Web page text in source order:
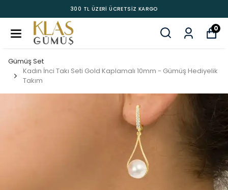
300 TL ÜZERİ ÜCRETSİZ KARGO
0
Gümüş Set
Kadın İnci Takı Seti Gold Kaplamalı 10mm - Gümüş Hediyelik
Takım